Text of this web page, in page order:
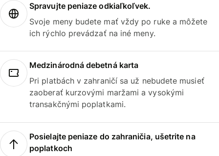
Spravujte peniaze odkiaľkoľvek.
Svoje meny budete mať vždy po ruke a môžete
ich rýchlo prevádzať na iné meny.
Medzinárodná debetná karta
Pri platbách v zahraničí sa už nebudete musieť
zaoberať kurzovými maržami a vysokými
transakčnými poplatkami.
Posielajte peniaze do zahraničia, ušetrite na
poplatkoch